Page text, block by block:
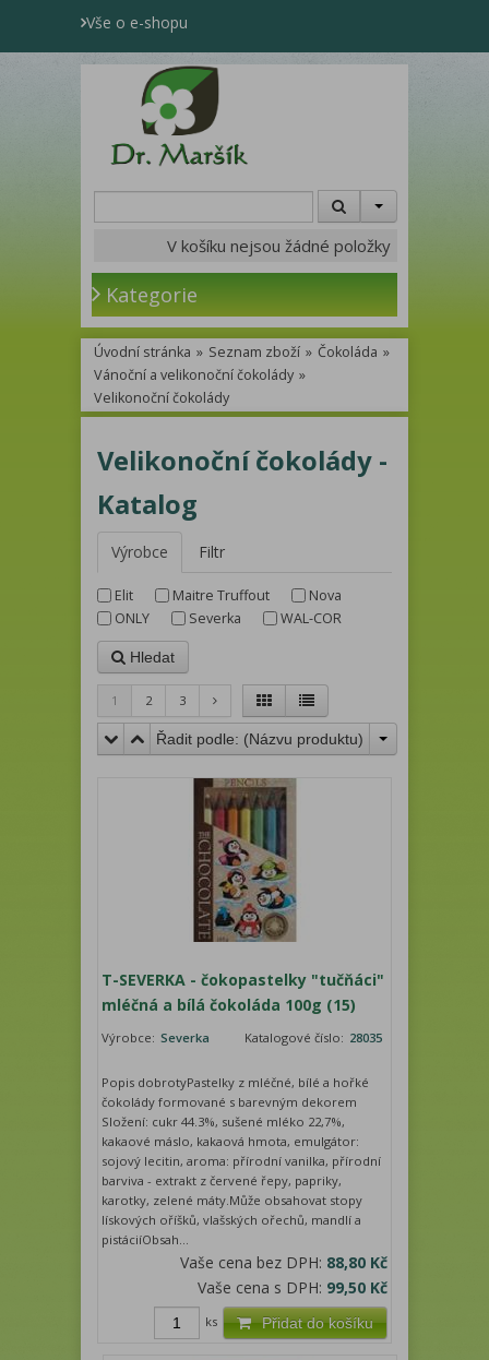
Vše o e-shopu
V košíku nejsou žádné položky
Kategorie
Úvodní stránka » Seznam zboží » Čokoláda »
Vánoční a velikonoční čokolády »
Velikonoční čokolády
Velikonoční čokolády -
Katalog
Výrobce Filtr
Elit Maitre Truffout
Nova
ONLY
Severka WAL-COR
Hledat
1 2 3
Řadit podle: (Názvu produktu)
T-SEVERKA - čokopastelky "tučňáci"
mléčná a bílá čokoláda 100g (15)
Výrobce: Severka Katalogové číslo: 28035
Popis dobrotyPastelky z mléčné, bílé a hořké
čokolády formované s barevným dekorem
Složení: cukr 44.3%, sušené mléko 22,7%,
kakaové máslo, kakaová hmota, emulgátor:
sojový lecitin, aroma: přírodní vanilka, přírodní
barviva - extrakt z červené řepy, papriky,
karotky, zelené máty.Může obsahovat stopy
lískových oříšků, vlašských ořechů, mandlí a
pistáciíObsah...
Vaše cena bez DPH: 88,80 Kč
Vaše cena s DPH: 99,50 Kč
Přidat do košíku
ks